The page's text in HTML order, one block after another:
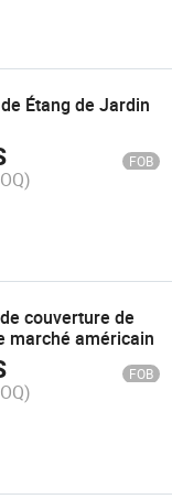
Étang de Jardin
FOB
couverture de
marché américain
FOB